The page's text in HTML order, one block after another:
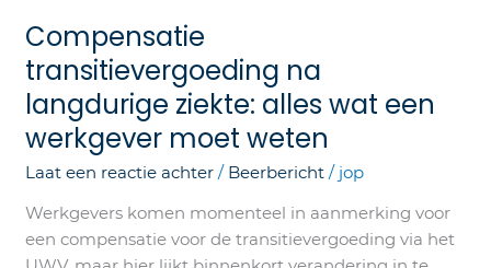
Compensatie
transitievergoeding na
langdurige ziekte: alles wat een
werkgever moet weten
Laat een reactie achter / Beerbericht / jop
Werkgevers komen momenteel in aanmerking voor
een compensatie voor de transitievergoeding via het
werkgever
moet
weten